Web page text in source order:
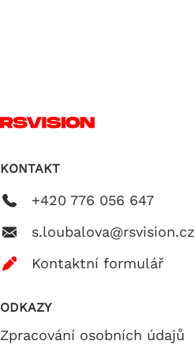
KONTAKT
+420 776 056 647
s.loubalova@rsvision.cz
Kontaktní formulář
ODKAZY
Zpracování osobních údajů